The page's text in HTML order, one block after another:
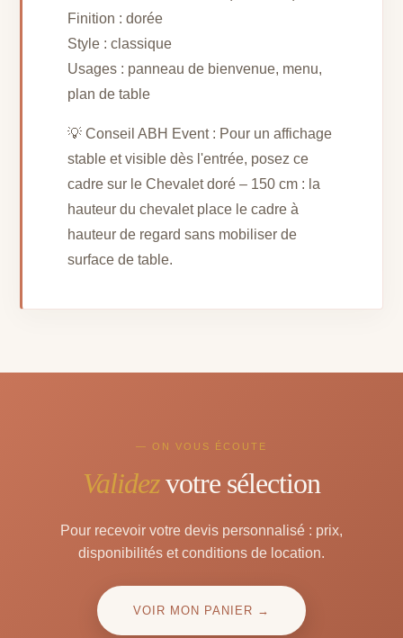
Finition : dorée
Style : classique
Usages : panneau de bienvenue, menu,
plan de table
💡 Conseil ABH Event : Pour un affichage
stable et visible dès l'entrée, posez ce
cadre sur le Chevalet doré – 150 cm : la
hauteur du chevalet place le cadre à
hauteur de regard sans mobiliser de
surface de table.
— ON VOUS ÉCOUTE
Validezvotre sélection
Pour recevoir votre devis personnalisé : prix,
disponibilités et conditions de location.
VOIR MON PANIER →